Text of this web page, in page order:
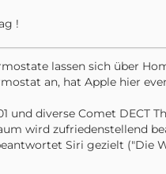
fritz-platform/
!
lassen sich über
an, hat Apple hier
und diverse Comet DECT
wird zufriedenstellend
Siri gezielt ("Die